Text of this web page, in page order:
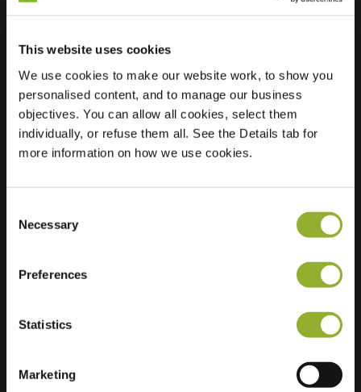
This website uses cookies
We use cookies to make our website work, to show you
personalised content, and to manage our business
objectives. You can allow all cookies, select them
individually, or refuse them all. See the Details tab for
more information on how we use cookies.
Selection
Necessary
Preferences
Statistics
Marketing
Localisation
Ohioplein 1
9700 Oudenaarde
Belgique